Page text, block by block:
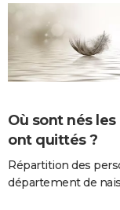
Où sont nés
ont quittés ?
Répartition des
département de